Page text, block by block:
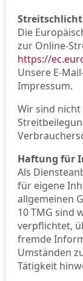
Die
zur Online-
https://
Unsere E-
Impressum.
Wir sind
Haftung für
Als
für eigene
allgemeinen
10 TMG sind
verpflichtet,
fremde
Umständen
Tätigkeit